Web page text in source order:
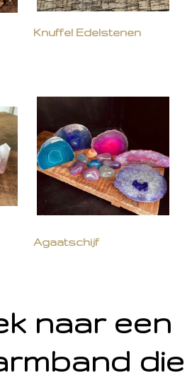
Knuffel Edelstenen
Agaatschijf
naar een
die